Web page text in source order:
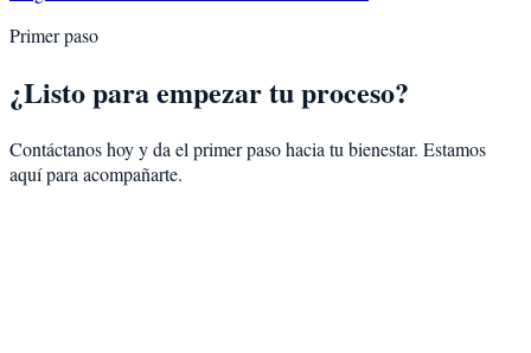
Primer paso
¿Listo para empezar tu proceso?
Contáctanos hoy y da el primer paso hacia tu bienestar. Estamos
aquí para acompañarte.